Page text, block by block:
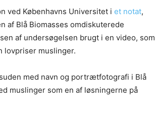
ved Københavns Universitet i et notat,
af Blå Biomasses omdiskuterede
af undersøgelsen brugt i en video, som
lovpriser muslinger.
med navn og portrætfotografi i Blå
muslinger som en af løsningerne på